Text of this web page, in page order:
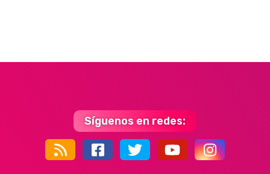
Síguenos en redes: